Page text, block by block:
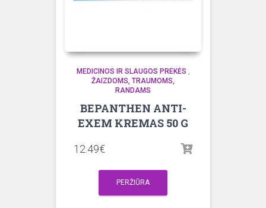
MEDICINOS IR SLAUGOS PREKĖS ,
ŽAIZDOMS, TRAUMOMS,
RANDAMS
BEPANTHEN ANTI-
EXEM KREMAS 50 G
12.49€
PERŽIŪRA